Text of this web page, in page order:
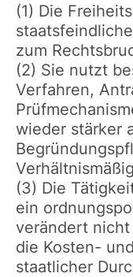
(1) Die
zum
(2) Sie nutzt
Verfahren,
wieder stärker
(3) Die
ein
verändert
die Kosten-
staatlicher